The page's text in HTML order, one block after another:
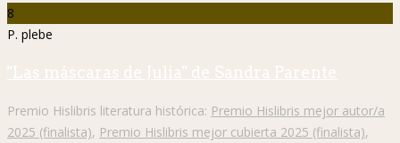
8
P. plebe
"Las máscaras de Julia" de Sandra Parente
Premio Hislibris literatura histórica: Premio Hislibris mejor autor/a
2025 (finalista), Premio Hislibris mejor cubierta 2025 (finalista),